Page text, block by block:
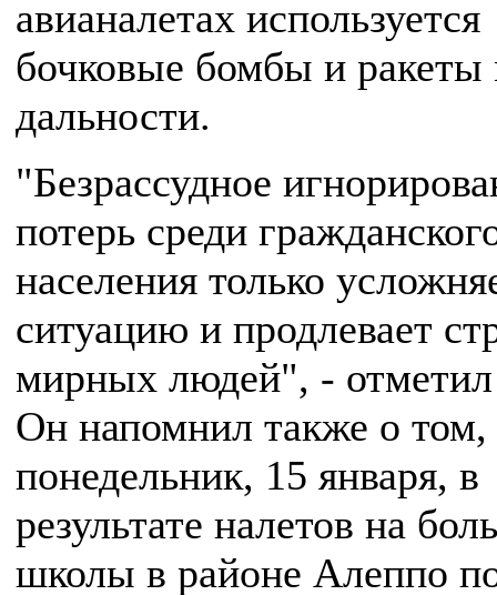
авианалетах используется
бочковые бомбы и ракеты
дальности.
"Безрассудное
потерь среди
населения только
ситуацию и продлевает
мирных людей", -
Он напомнил также о том,
понедельник, 15 января, в
результате налетов на
школы в районе Алеппо